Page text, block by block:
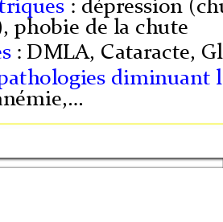
: dépression
phobie de la chute
: DMLA, Cataracte,
diminuant
…